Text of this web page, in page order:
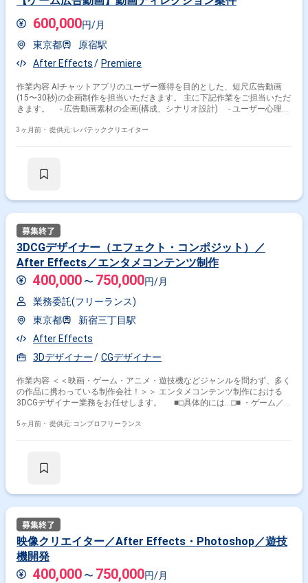
600,000円/月
東京都
原宿駅
After Effects
Premiere
作業内容 AIチャットアプリのユーザー獲得を目的とした、短尺広告動画
(15〜30秒)の企画制作を担当いただきます。 主に下記作業をご担当いただ
きます。 - 広告動画素材の企画(構成、シナリオ設計) - ユーザー心理、
等) - 効果検証(CTR、CVR等)および改善 - 素材制作体制の構築、マネ
3ヶ月前・ 提供元: レバテッククリエイター
3DCGデザイナー（エフェクト・コンポジット）／
After Effects／エンタメコンテンツ制作
400,000 〜 750,000円/月
業務委託(フリーランス)
東京都
新宿三丁目駅
After Effects
3Dデザイナー
CGデザイナー
作業内容 ＜＜映画・ゲーム・アニメ・遊技機などジャンルを問わず、多く
の作品に携わっている制作会社！＞＞ エンタメコンテンツ制作における
3DCGデザイナー業務をお任せします。 ■□具体的には…□■ ・ゲーム／
ト、コンポジットのゼネラリスト業務 ・エフェクト／ライティングからコ
5ヶ月前・ 提供元: コンプロフリーランス
映像クリエイター／After Effects・Photoshop／遊技
機開発
400,000 〜 750,000円/月
Photoshop Premiere
その他の職種から探す
エフェクトデザイナー
映像制作